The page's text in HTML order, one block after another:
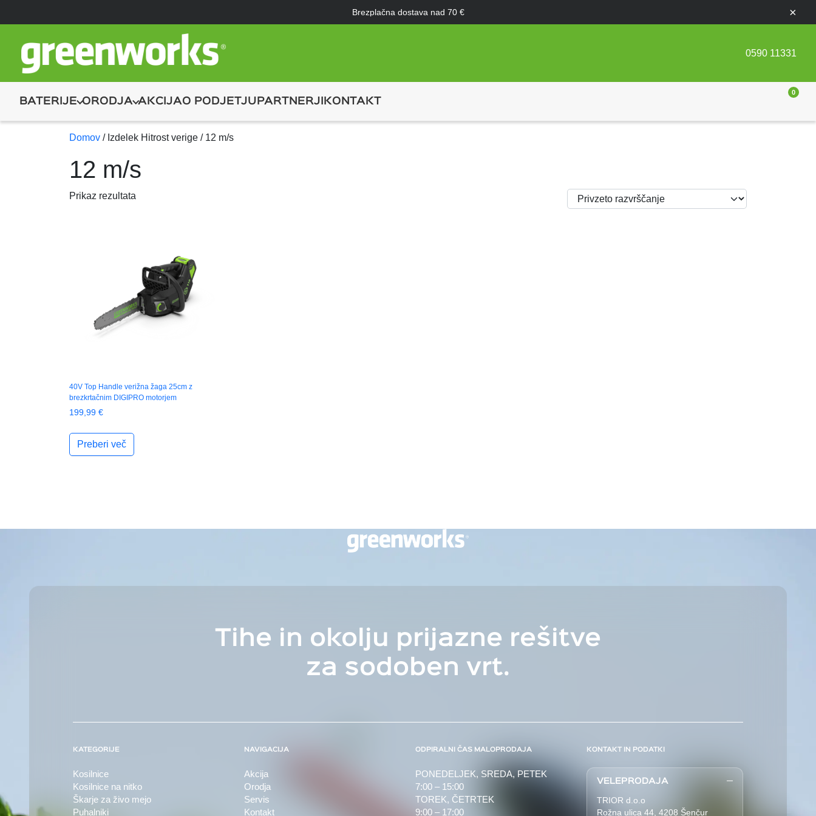
Brezplačna dostava nad 70 € ×
0590 11331
BATERIJE ORODJA AKCIJAO PODJETJU PARTNERJI KONTAKT
0
Domov / Izdelek Hitrost verige / 12 m/s
12 m/s
Prikaz rezultata
40V Top Handle verižna žaga 25cm z
brezkrtačnim DIGIPRO motorjem
199,99 €
Preberi več
Tihe in okolju prijazne rešitve
za sodoben vrt.
KATEGORIJE
Kosilnice
Kosilnice na nitko
Škarje za živo mejo
Puhalniki
NAVIGACIJA
Akcija
Orodja
Servis
Kontakt
ODPIRALNI ČAS MALOPRODAJA
PONEDELJEK, SREDA, PETEK
7:00 – 15:00
TOREK, ČETRTEK
9:00 – 17:00
KONTAKT IN PODATKI
VELEPRODAJA
TRIOR d.o.o
Rožna ulica 44, 4208 Šenčur